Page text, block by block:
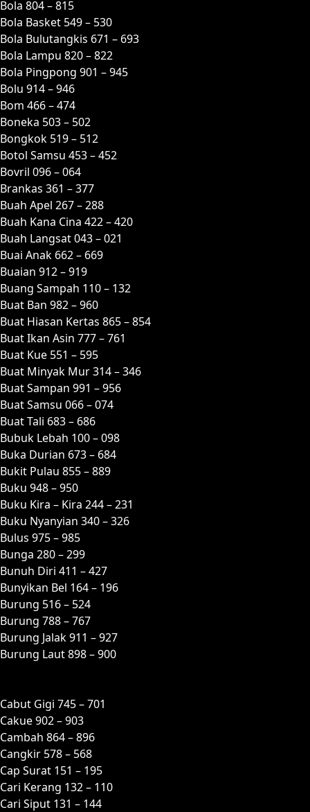
Bola 804 – 815
Bola Basket 549 – 530
Bola Bulutangkis 671 – 693
Bola Lampu 820 – 822
Bola Pingpong 901 – 945
Bolu 914 – 946
Bom 466 – 474
Boneka 503 – 502
Bongkok 519 – 512
Botol Samsu 453 – 452
Bovril 096 – 064
Brankas 361 – 377
Buah Apel 267 – 288
Buah Kana Cina 422 – 420
Buah Langsat 043 – 021
Buai Anak 662 – 669
Buaian 912 – 919
Buang Sampah 110 – 132
Buat Ban 982 – 960
Buat Hiasan Kertas 865 – 854
Buat Ikan Asin 777 – 761
Buat Kue 551 – 595
Buat Minyak Mur 314 – 346
Buat Sampan 991 – 956
Buat Samsu 066 – 074
Buat Tali 683 – 686
Bubuk Lebah 100 – 098
Buka Durian 673 – 684
Bukit Pulau 855 – 889
Buku 948 – 950
Buku Kira – Kira 244 – 231
Buku Nyanyian 340 – 326
Bulus 975 – 985
Bunga 280 – 299
Bunuh Diri 411 – 427
Bunyikan Bel 164 – 196
Burung 516 – 524
Burung 788 – 767
Burung Jalak 911 – 927
Burung Laut 898 – 900
Cabut Gigi 745 – 701
Cakue 902 – 903
Cambah 864 – 896
Cangkir 578 – 568
Cap Surat 151 – 195
Cari Kerang 132 – 110
Cari Siput 131 – 144